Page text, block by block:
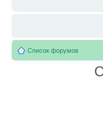
Список форумов